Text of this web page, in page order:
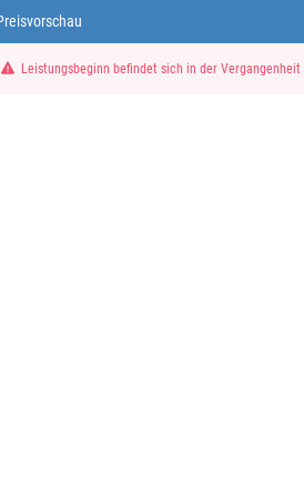
Leistungsbeginn befindet sich in der Vergangenheit